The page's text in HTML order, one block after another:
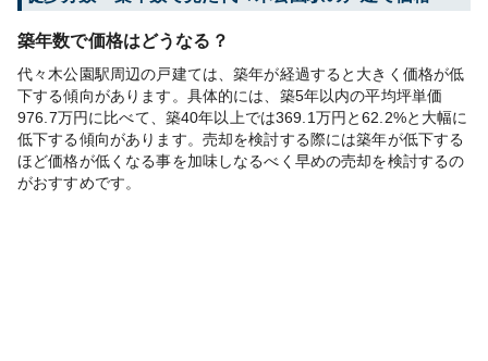
築年数で価格はどうなる？
代々木公園駅周辺の戸建ては、築年が経過すると大きく価格が低
下する傾向があります。具体的には、築5年以内の平均坪単価
976.7万円に比べて、築40年以上では369.1万円と62.2%と大幅に
低下する傾向があります。売却を検討する際には築年が低下する
ほど価格が低くなる事を加味しなるべく早めの売却を検討するの
がおすすめです。